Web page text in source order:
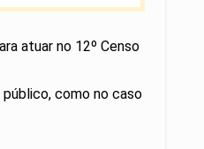
atuar no 12º Censo
como no caso